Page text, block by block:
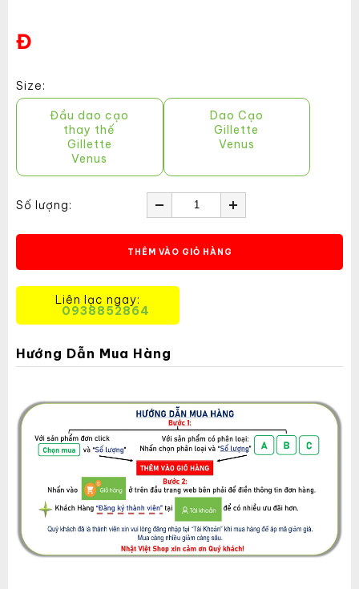
Đ
Size:
Đầu dao cạo
thay thế
Gillette
Venus
Dao Cạo
Gillette
Venus
Số lượng:
THÊM VÀO GIỎ HÀNG
Liên lạc ngay:
0938852864
Hướng Dẫn Mua Hàng